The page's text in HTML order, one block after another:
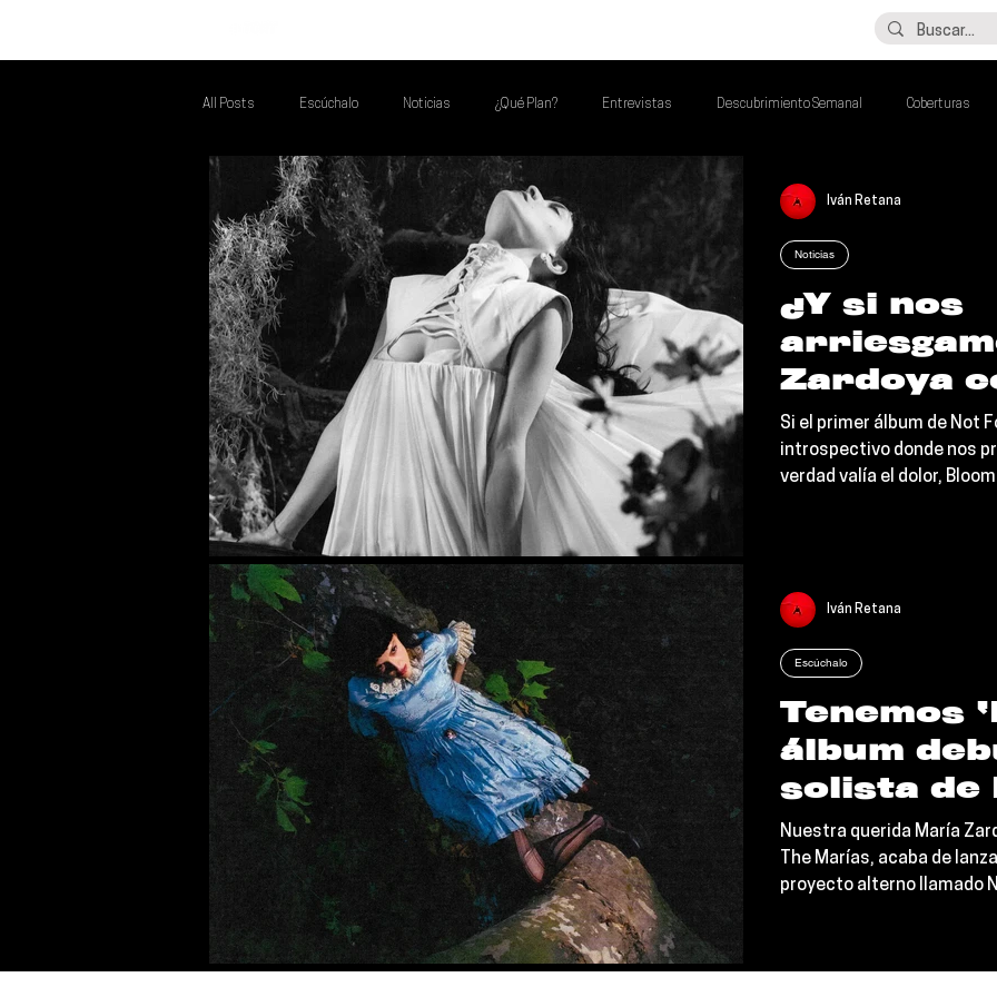
All Posts Escúchalo Noticias ¿Qué Plan? Entrevistas Descubrimiento Semanal Coberturas
Talento Mexa Que Debes Escuchar Flash Round Poder Latino Que Descubrir
Talento Mexa Semanal Álbumes de la Semana
¿Y si nos
Zardoya
Radio
‘Bloom’ y
que el
Si el primer álbum de Not
introspectivo donde nos
verdad valía el dolor,
ahí?
Noticias
Iván Retana
Tenemos
álbum
solista de
Zardoya
Marías
Radio
Nuestra querida María
The Marías, acaba de
proyecto alterno llamado
Escúchalo
Iván Retana